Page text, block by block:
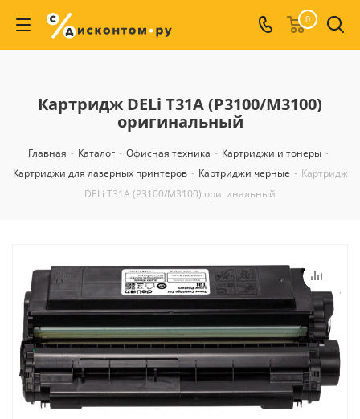
0
Картридж DELi T31A (P3100/M3100)
оригинальный
Главная - Каталог - Офисная техника - Картриджи и тонеры -
Картриджи для лазерных принтеров - Картриджи черные - Картридж
DELi T31A (P3100/M3100) оригинальный